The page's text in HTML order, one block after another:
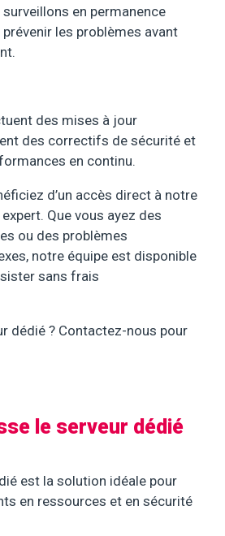
surveillons en permanence
les problèmes avant
des mises à jour
des correctifs de sécurité et
en continu.
d’un accès direct à notre
Que vous ayez des
ou des problèmes
notre équipe est disponible
sans frais
dédié ? Contactez-nous pour
le serveur dédié
est la solution idéale pour
en ressources et en sécurité